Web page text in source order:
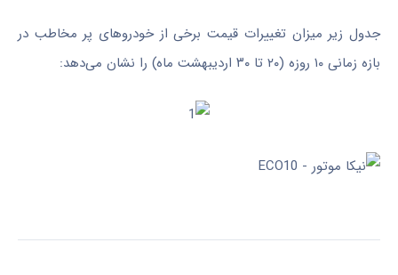
جدول زیر میزان تغییرات قیمت برخی از خودروهای پر مخاطب در
بازه زمانی ۱۰ روزه (۲۰ تا ۳۰ اردیبهشت ماه) را نشان می‌دهد: